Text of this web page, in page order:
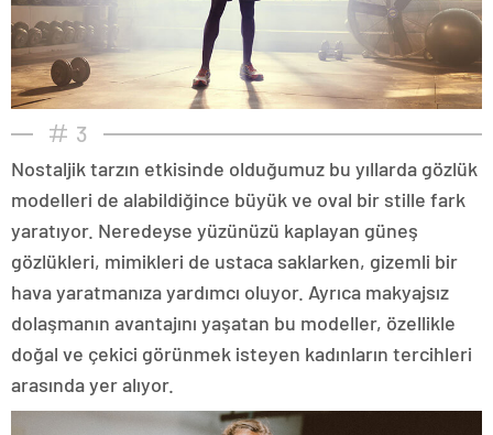
3
Nostaljik tarzın etkisinde olduğumuz bu yıllarda gözlük
modelleri de alabildiğince büyük ve oval bir stille fark
yaratıyor. Neredeyse yüzünüzü kaplayan güneş
gözlükleri, mimikleri de ustaca saklarken, gizemli bir
hava yaratmanıza yardımcı oluyor. Ayrıca makyajsız
dolaşmanın avantajını yaşatan bu modeller, özellikle
doğal ve çekici görünmek isteyen kadınların tercihleri
arasında yer alıyor.